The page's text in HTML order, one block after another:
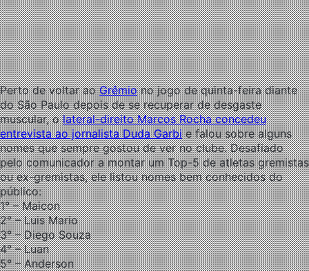
Perto de voltar aoGrêmiono jogo de quinta-feira diante
do São Paulo depois de se recuperar de desgaste
muscular, olateral-direito Marcos Rocha concedeu
entrevista ao jornalista Duda Garbie falou sobre alguns
nomes que sempre gostou de ver no clube. Desafiado
pelo comunicador a montar um Top-5 de atletas gremistas
ou ex-gremistas, ele listou nomes bem conhecidos do
público:
1° – Maicon
2° – Luis Mario
3° – Diego Souza
4° – Luan
5° – Anderson